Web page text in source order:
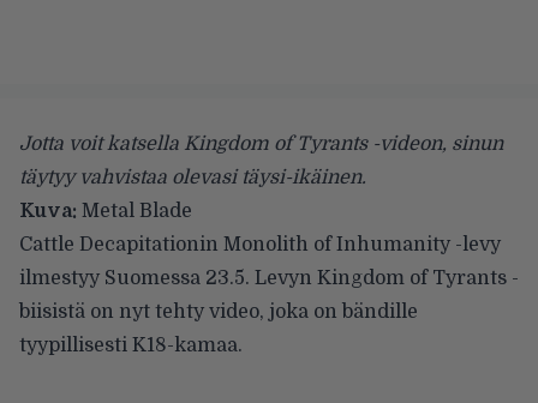
Jotta voit katsella Kingdom of Tyrants -videon, sinun
täytyy vahvistaa olevasi täysi-ikäinen.
Kuva: Metal Blade
Cattle Decapitationin Monolith of Inhumanity -levy
ilmestyy Suomessa 23.5. Levyn Kingdom of Tyrants -
biisistä on nyt tehty video, joka on bändille
tyypillisesti K18-kamaa.